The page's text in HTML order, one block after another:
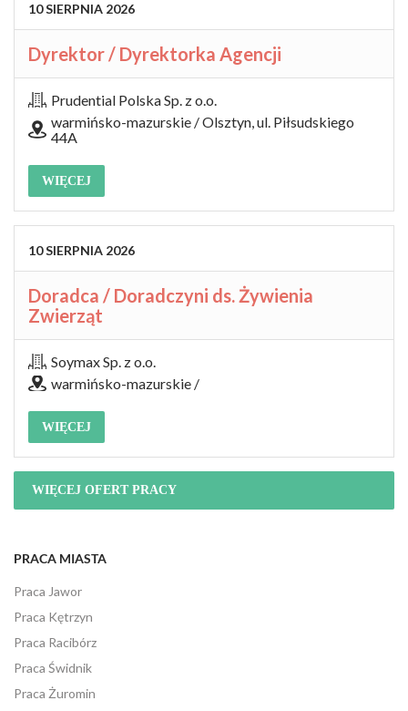
10SIERPNIA 2026
Dyrektor / Dyrektorka Agencji
Prudential Polska Sp. z o.o.
warmińsko-mazurskie / Olsztyn, ul. Piłsudskiego
44A
WIĘCEJ
10SIERPNIA 2026
Doradca / Doradczyni ds. Żywienia
Zwierząt
Soymax Sp. z o.o.
warmińsko-mazurskie /
WIĘCEJ
WIĘCEJ OFERT PRACY
PRACA MIASTA
Praca Jawor
Praca Kętrzyn
Praca Racibórz
Praca Świdnik
Praca Żuromin